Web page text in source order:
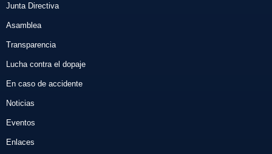
Junta Directiva
Asamblea
Transparencia
Lucha contra el dopaje
En caso de accidente
Noticias
Eventos
Enlaces